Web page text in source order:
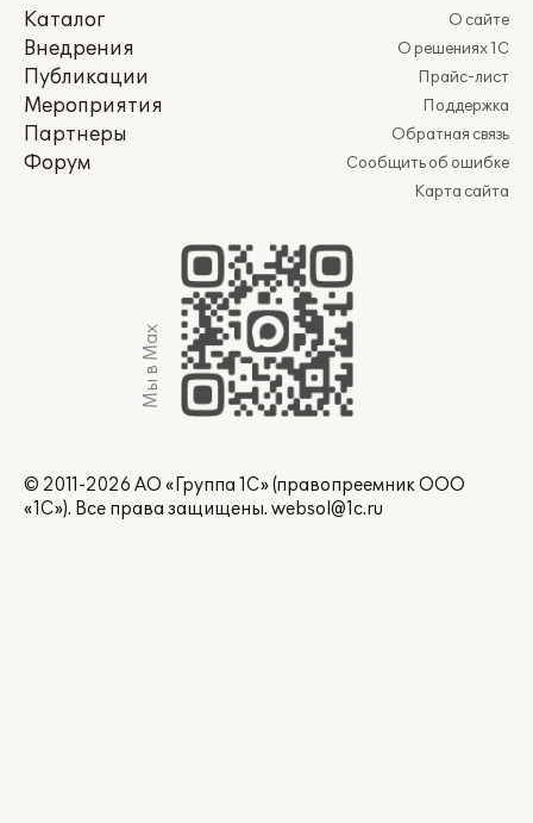
Каталог
Внедрения
Публикации
Мероприятия
Партнеры
Форум
О сайте
О решениях 1С
Прайс-лист
Поддержка
Обратная связь
Сообщить об ошибке
Карта сайта
Мы в Max
© 2011-2026 АО «Группа 1С» (правопреемник ООО
«1С»). Все права защищены. websol@1c.ru